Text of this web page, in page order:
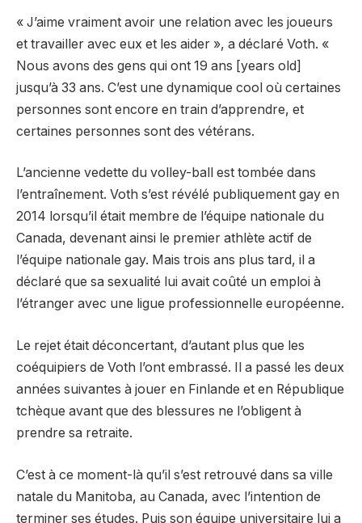
« J’aime vraiment avoir une relation avec les joueurs
et travailler avec eux et les aider », a déclaré Voth. «
Nous avons des gens qui ont 19 ans [years old]
jusqu’à 33 ans. C’est une dynamique cool où certaines
personnes sont encore en train d’apprendre, et
certaines personnes sont des vétérans.
L’ancienne vedette du volley-ball est tombée dans
l’entraînement. Voth s’est révélé publiquement gay en
2014 lorsqu’il était membre de l’équipe nationale du
Canada, devenant ainsi le premier athlète actif de
l’équipe nationale gay. Mais trois ans plus tard, il a
déclaré que sa sexualité lui avait coûté un emploi à
l’étranger avec une ligue professionnelle européenne.
Le rejet était déconcertant, d’autant plus que les
coéquipiers de Voth l’ont embrassé. Il a passé les deux
années suivantes à jouer en Finlande et en République
tchèque avant que des blessures ne l’obligent à
prendre sa retraite.
C’est à ce moment-là qu’il s’est retrouvé dans sa ville
natale du Manitoba, au Canada, avec l’intention de
terminer ses études. Puis son équipe universitaire lui a